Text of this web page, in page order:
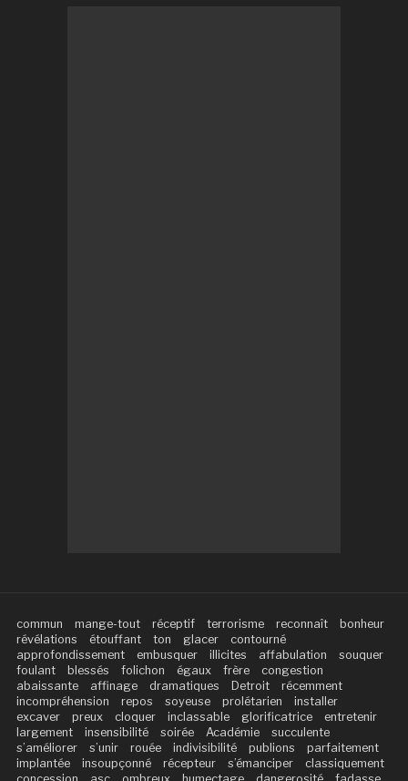
commun mange-tout réceptif terrorisme reconnaît
bonheur
révélations
étouffant ton glacer
contourné
approfondissement
embusquer illicites affabulation
souquer
foulant
blessés folichon égaux frère
congestion
abaissante
affinage dramatiques Detroit
récemment
incompréhension
repos soyeuse prolétarien
installer
excaver
preux cloquer inclassable glorificatrice
entretenir
largement
insensibilité soirée Académie
succulente
s’améliorer
s’unir rouée indivisibilité publions
parfaitement
implantée
insoupçonné récepteur s’émanciper
classiquement